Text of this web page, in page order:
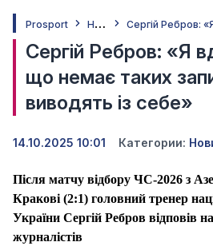
Prosport Н
овини
Сергій Ребров: «Я
що немає таких
виводять із себе»
14.10.2025 10:01 Категории:
Після матчу відбору ЧС-2026 з
Кракові (2:1) головний тренер
України Сергій Ребров відповів
журналістів